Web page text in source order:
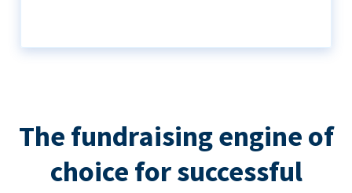
The fundraising engine of
choice for successful